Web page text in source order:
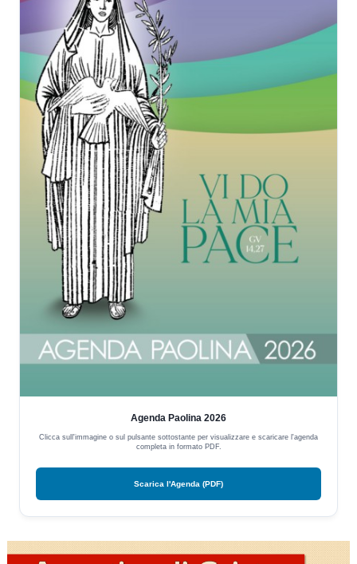
Agenda Paolina 2026
Clicca sull'immagine o sul pulsante sottostante per visualizzare e scaricare l'agenda
completa in formato PDF.
Scarica l'Agenda (PDF)